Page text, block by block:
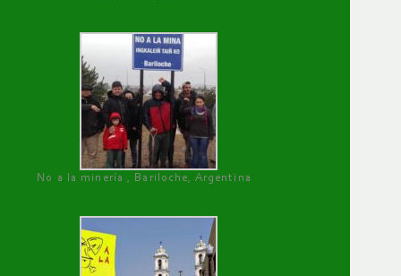
No a la minería , Bariloche, Argentina